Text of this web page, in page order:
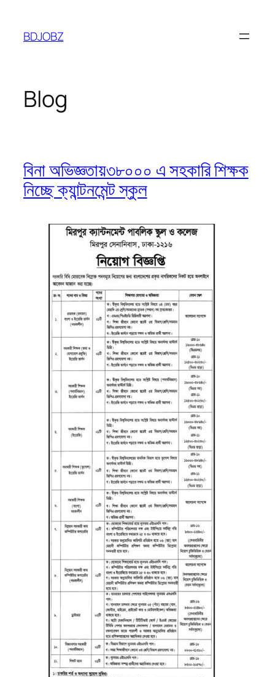
content
BDJOBZ
Blog
বিনা অভিজ্ঞতায়৩৮০০০ এ সহকারি শিক্ষক
নিচ্ছে ক্যান্টনমেন্ট স্কুল